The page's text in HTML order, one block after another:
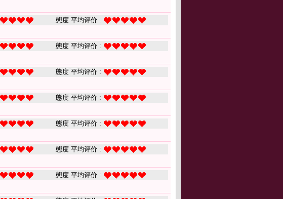
態度 平均评价 :
態度 平均评价 :
態度 平均评价 :
態度 平均评价 :
態度 平均评价 :
態度 平均评价 :
態度 平均评价 :